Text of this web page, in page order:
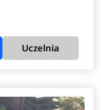
Uczelnia